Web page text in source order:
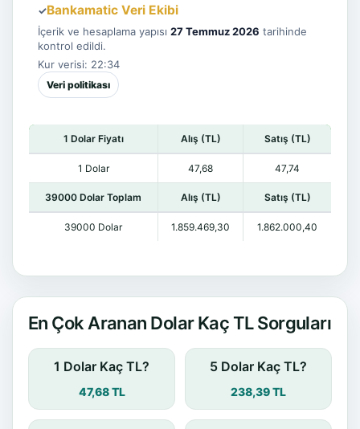
✓Bankamatic Veri Ekibi
İçerik ve hesaplama yapısı 27 Temmuz 2026 tarihinde
kontrol edildi.
Kur verisi: 22:34
Veri politikası
1 Dolar Fiyatı Alış (TL) Satış (TL)
1 Dolar 47,68 47,74
39000 Dolar Toplam Alış (TL) Satış (TL)
39000 Dolar 1.859.469,30 1.862.000,40
En Çok Aranan Dolar Kaç TL Sorguları
1 Dolar Kaç TL?
47,68 TL
5 Dolar Kaç TL?
238,39 TL